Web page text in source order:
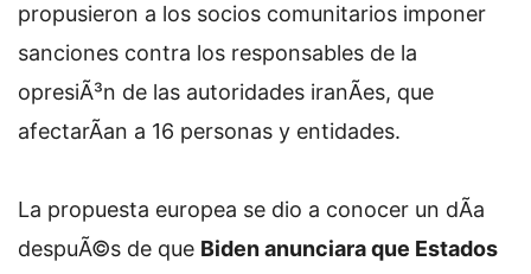
propusieron a los socios comunitarios imponer
sanciones contra los responsables de la
opresiÃ³n de las autoridades iranÃ­es, que
afectarÃ­an a 16 personas y entidades.
La propuesta europea se dio a conocer un dÃ­a
despuÃ©s de que Biden anunciara que Estados